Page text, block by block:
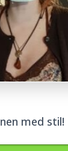
med stil!